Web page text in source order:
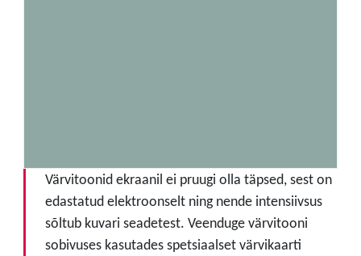
Värvitoonid ekraanil ei pruugi olla täpsed, sest on
edastatud elektroonselt ning nende intensiivsus
sõltub kuvari seadetest. Veenduge värvitooni
sobivuses kasutades spetsiaalset värvikaarti